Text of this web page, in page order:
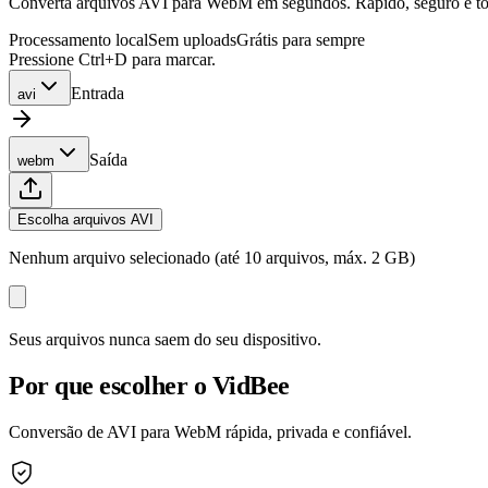
Processamento localSem uploadsGrátis para sempre
Pressione Ctrl+D para marcar.
avi Entrada
webm Saída
Escolha arquivos AVI
Nenhum arquivo selecionado (até 10 arquivos, máx. 2 GB)
Seus arquivos nunca saem do seu dispositivo.
Por que escolher o VidBee
Conversão de AVI para WebM rápida, privada e confiável.